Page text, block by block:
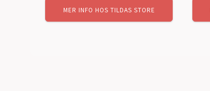
MER INFO HOS TILDAS STORE